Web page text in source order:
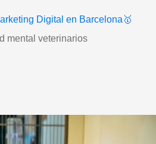
Digital en Barcelona🥇
mental veterinarios